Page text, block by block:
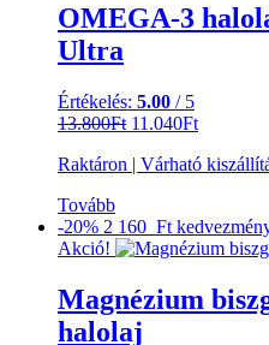
OMEGA-3
Ultra
Értékelés: 5.00 / 5
13.800Ft Original
was:
11.040FtCurrent
is:
Raktáron | Várható
Tovább
-20% 2 160 Ft
Akció!
Magnézium
halolaj